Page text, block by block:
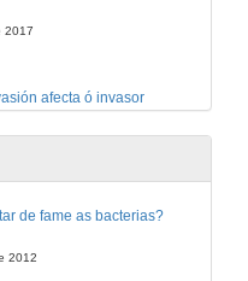
2017
afecta ó invasor
Cambios na reprodución de Oxalis pescapare na súa conquista do mundo
2017
de fame as bacterias?
2012